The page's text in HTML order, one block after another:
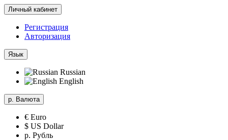
Личный кабинет
Регистрация
Авторизация
Язык
Russian
English
р. Валюта
€ Euro
$ US Dollar
р. Рубль